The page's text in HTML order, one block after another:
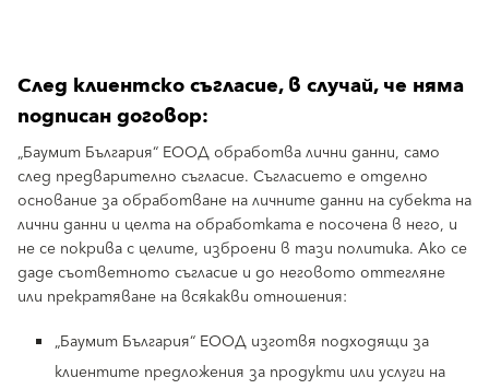
След клиентско съгласие, в случай, че няма
подписан договор:
„Баумит България“ ЕООД обработва лични данни, само
след предварително съгласие. Съгласието е отделно
основание за обработване на личните данни на субекта на
лични данни и целта на обработката е посочена в него, и
не се покрива с целите, изброени в тази политика. Ако се
даде съответното съгласие и до неговото оттегляне
или прекратяване на всякакви отношения:
„Баумит България“ ЕООД изготвя подходящи за
клиентите предложения за продукти или услуги на